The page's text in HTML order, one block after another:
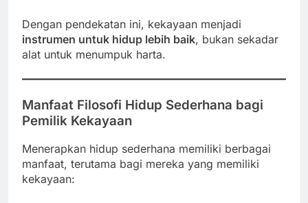
Dengan pendekatan ini, kekayaan menjadi
instrumen untuk hidup lebih baik, bukan sekadar
alat untuk menumpuk harta.
Manfaat Filosofi Hidup Sederhana bagi
Pemilik Kekayaan
Menerapkan hidup sederhana memiliki berbagai
manfaat, terutama bagi mereka yang memiliki
kekayaan: